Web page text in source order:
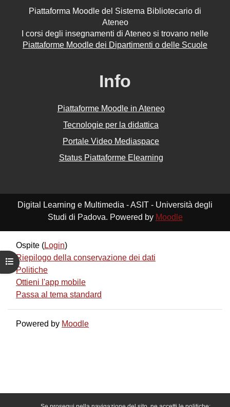
Apri indice del corso
Piattaforma Moodle del Sistema Bibliotecario di
Ateneo
I corsi degli insegnamenti di Ateneo si trovano nelle
Piattaforme Moodle dei Dipartimenti o delle Scuole
Info
Piattaforme Moodle in Ateneo
Tecnologie per la didattica
Portale Video Mediaspace
Status Piattaforme Elearning
Digital Learning e Multimedia - ASIT - Università degli
Studi di Padova. Powered by Moodle
Ospite (Login)
Riepilogo della conservazione dei dati
Politiche
Ottieni l'app mobile
Passa al tema standard
Powered by Moodle